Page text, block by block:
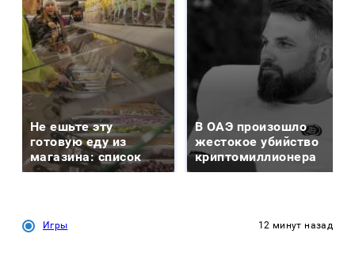
Не ешьте эту
готовую еду из
магазина: список
В ОАЭ произошло
жестокое убийство
криптомиллионера
Игры 12 минут назад